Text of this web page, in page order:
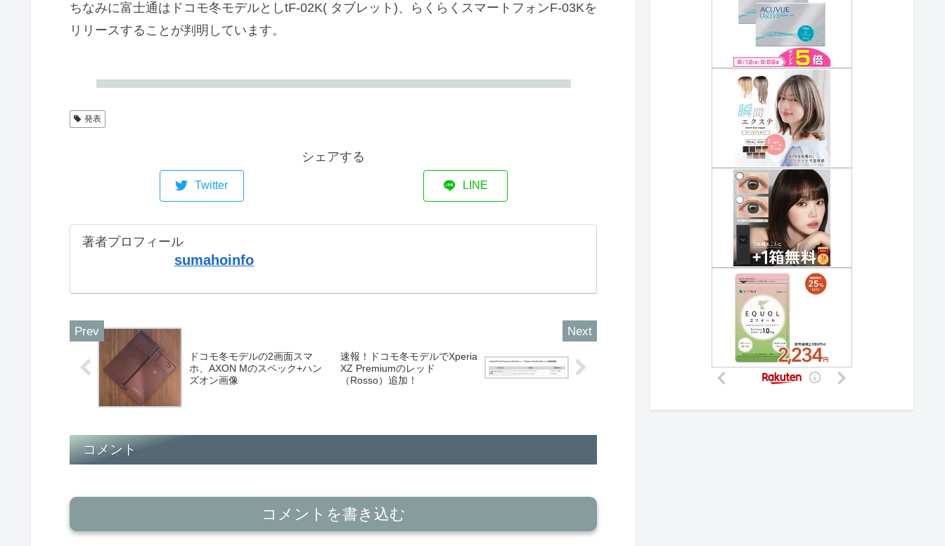
ちなみに富士通はドコモ冬モデルとしtF-02K( タブレット)、らくらくスマートフォンF-03Kを
リリースすることが判明しています。
発表
シェアする
Twitter LINE
著者プロフィール
sumahoinfo
ドコモ冬モデルの2画面スマ
ホ、AXON Mのスペック+ハン
ズオン画像
速報！ドコモ冬モデルでXperia
XZ Premiumのレッド
（Rosso）追加！
コメント
コメントを書き込む